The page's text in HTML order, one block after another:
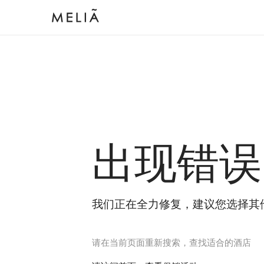
出现错误
我们正在全力修复，建议您选择其
请在当前页面重新搜索，查找适合的酒店